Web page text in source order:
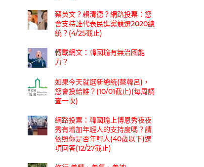
蔡英文？賴清德？網路投票：您
會支持誰代表民進黨競選2020總
統？(4/25截止)
轉載網文：韓國瑜有無治國能
力？
如果今天就選新總統(蔡韓呂)，
您會投給誰？(10/01截止)(每周調
查一次)
網路投票：韓國瑜上博恩秀夜夜
秀有增加年輕人的支持度嗎？請
依照你是否年輕人(40歲以下)選
項回答(12/27截止)